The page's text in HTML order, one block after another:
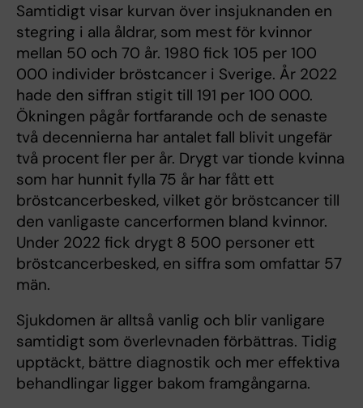
Samtidigt visar kurvan över insjuknanden en
stegring i alla åldrar, som mest för kvinnor
mellan 50 och 70 år. 1980 fick 105 per 100
000 individer bröstcancer i Sverige. År 2022
hade den siffran stigit till 191 per 100 000.
Ökningen pågår fortfarande och de senaste
två decennierna har antalet fall blivit ungefär
två procent fler per år. Drygt var tionde kvinna
som har hunnit fylla 75 år har fått ett
bröstcancerbesked, vilket gör bröstcancer till
den vanligaste cancerformen bland kvinnor.
Under 2022 fick drygt 8 500 personer ett
bröstcancerbesked, en siffra som omfattar 57
män.
Sjukdomen är alltså vanlig och blir vanligare
samtidigt som överlevnaden förbättras. Tidig
upptäckt, bättre diagnostik och mer effektiva
behandlingar ligger bakom framgångarna.